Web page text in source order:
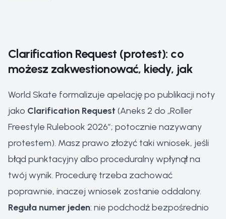
Clarification Request (protest): co
możesz zakwestionować, kiedy, jak
World Skate formalizuje apelację po publikacji noty
jako Clarification Request (Aneks 2 do „Roller
Freestyle Rulebook 2026”; potocznie nazywany
protestem). Masz prawo złożyć taki wniosek, jeśli
błąd punktacyjny albo proceduralny wpłynął na
twój wynik. Procedurę trzeba zachować
poprawnie, inaczej wniosek zostanie oddalony.
Reguła numer jeden: nie podchodź bezpośrednio